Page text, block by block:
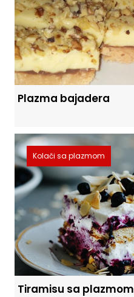
Plazma bajadera
Kolači sa plazmom
Tiramisu sa plazmom